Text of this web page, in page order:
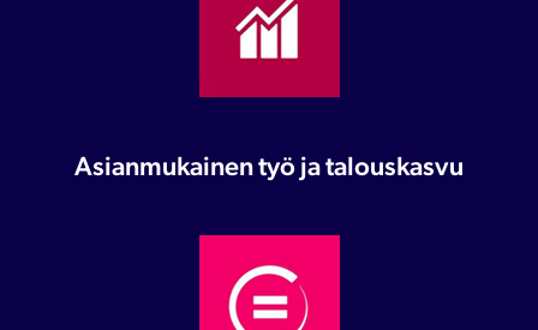
Asianmukainen työ ja talouskasvu